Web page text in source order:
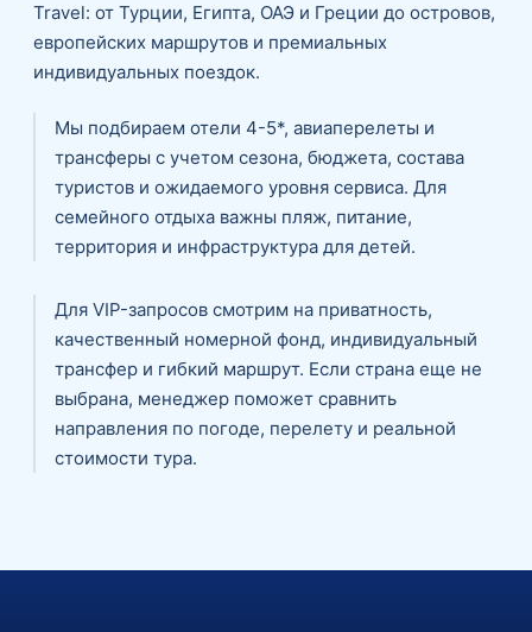
Travel: от Турции, Египта, ОАЭ и Греции до островов,
европейских маршрутов и премиальных
индивидуальных поездок.
Мы подбираем отели 4-5*, авиаперелеты и
трансферы с учетом сезона, бюджета, состава
туристов и ожидаемого уровня сервиса. Для
семейного отдыха важны пляж, питание,
территория и инфраструктура для детей.
Для VIP-запросов смотрим на приватность,
качественный номерной фонд, индивидуальный
трансфер и гибкий маршрут. Если страна еще не
выбрана, менеджер поможет сравнить
направления по погоде, перелету и реальной
стоимости тура.